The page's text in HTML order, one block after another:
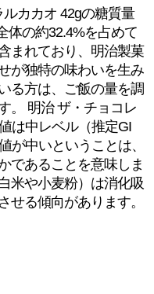
カカオ 42gの糖質量
体の約32.4%を占めて
まれており、明治製菓
が独特の味わいを生み
る方は、ご飯の量を調
。 明治 ザ・チョコレ
は中レベル（推定GI
が中いということは、
であることを意味しま
米や小麦粉）は消化吸
せる傾向があります。